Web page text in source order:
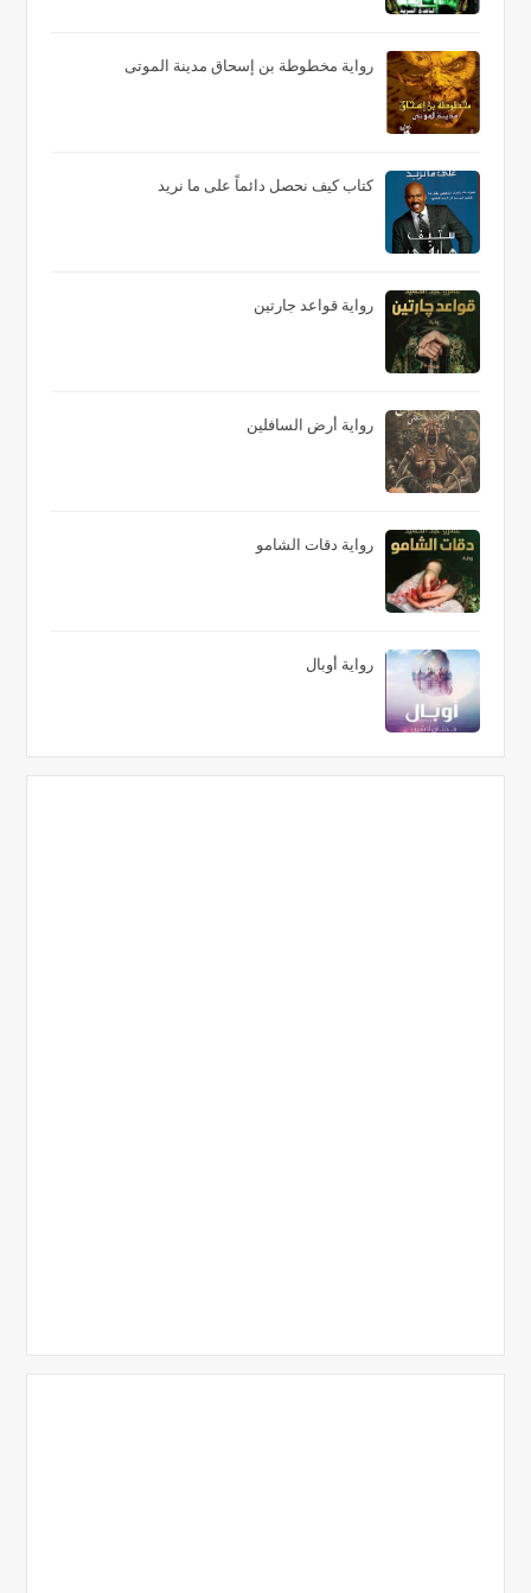
رواية مخطوطة بن إسحاق مدينة الموتى
كتاب كيف نحصل دائماً على ما نريد
رواية قواعد جارتين
رواية أرض السافلين
رواية دقات الشامو
رواية أوبال